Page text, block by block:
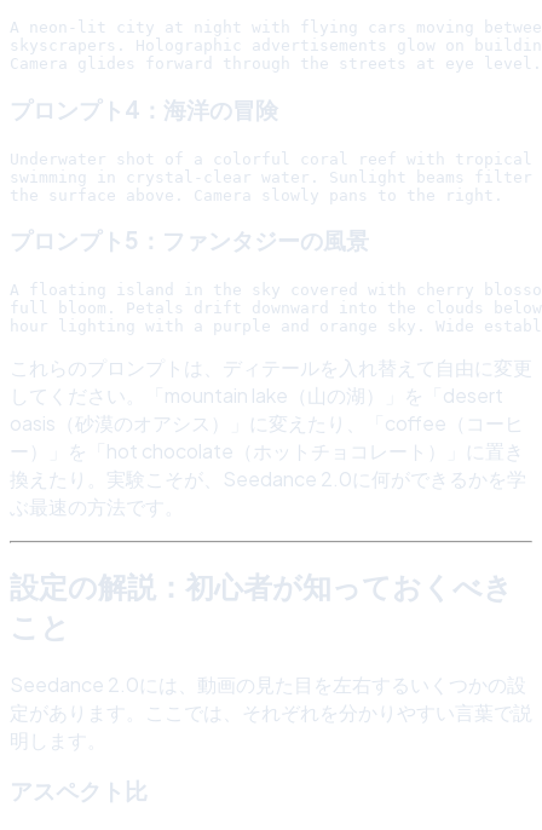
A neon-lit city at night with flying cars moving
skyscrapers. Holographic advertisements glow on
プロンプト4：海洋の冒険
Underwater shot of a colorful coral reef with tropical
swimming in crystal-clear water. Sunlight beams filter
プロンプト5：ファンタジーの風景
A floating island in the sky covered with cherry
full bloom. Petals drift downward into the clouds
これらのプロンプトは、ディテールを入れ替えて自由に変更
してください。「mountain lake（山の湖）」を「desert
oasis（砂漠のオアシス）」に変えたり、「coffee（コーヒ
ー）」を「hot chocolate（ホットチョコレート）」に置き
換えたり。実験こそが、Seedance 2.0に何ができるかを学
ぶ最速の方法です。
設定の解説：初心者が知っておくべき
こと
Seedance 2.0には、動画の見た目を左右するいくつかの設
定があります。ここでは、それぞれを分かりやすい言葉で説
明します。
アスペクト比